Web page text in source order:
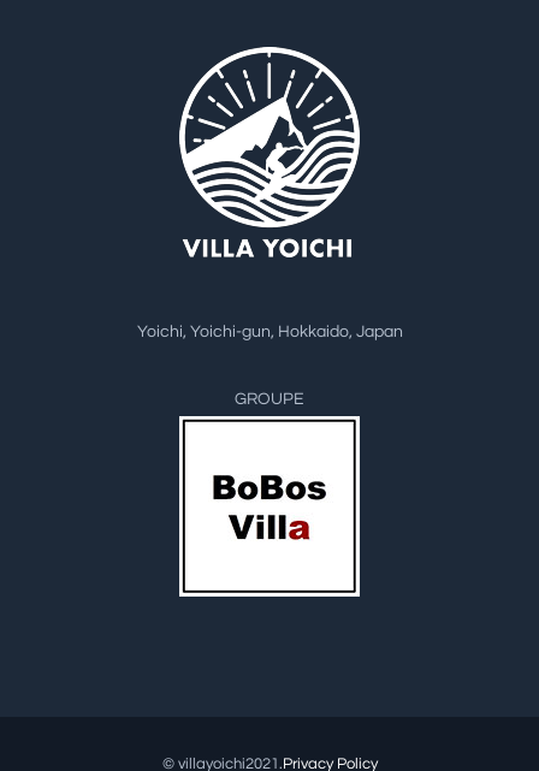
Yoichi, Yoichi-gun, Hokkaido, Japan
GROUPE
© villayoichi2021.Privacy Policy